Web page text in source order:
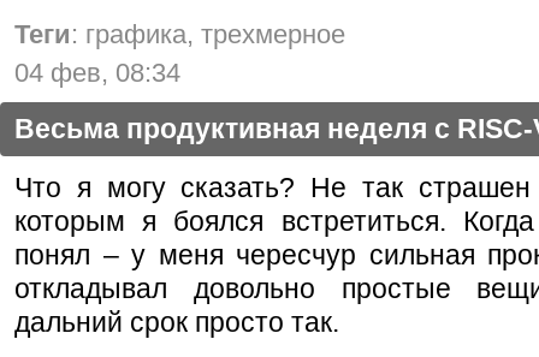
Теги: графика, трехмерное
04 фев, 08:34
Весьма продуктивная неделя с RISC-
Что я могу сказать? Не так
которым я боялся встретиться.
понял – у меня чересчур сильная
откладывал довольно простые
дальний срок просто так.